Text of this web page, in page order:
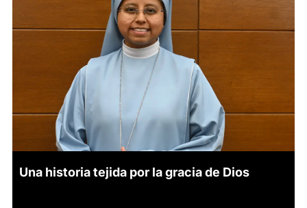
Una historia tejida por la gracia de Dios